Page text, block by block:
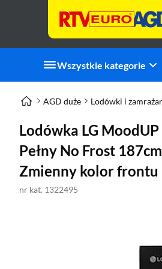
Wszystkie kategorie
AGD duże Lodówki i
Lodówka LG
Pełny No Frost
Zmienny kolor frontu
nr kat. 1322495